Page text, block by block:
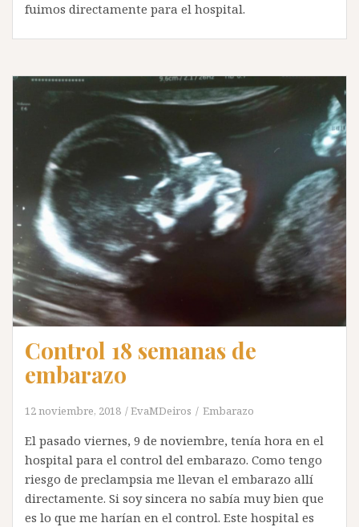
fuimos directamente para el hospital.
Control 18 semanas de
embarazo
12 noviembre, 2018 EvaMDeiros Embarazo
El pasado viernes, 9 de noviembre, tenía hora en el
hospital para el control del embarazo. Como tengo
riesgo de preclampsia me llevan el embarazo allí
directamente. Si soy sincera no sabía muy bien que
es lo que me harían en el control. Este hospital es